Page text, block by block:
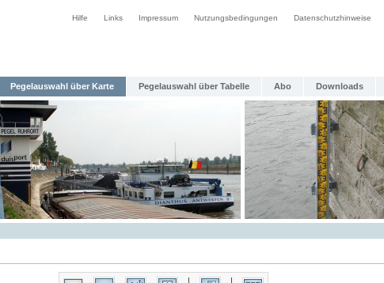
Hilfe Links Impressum Nutzungsbedingungen Datenschutzhinweise
Pegelauswahl über Karte Pegelauswahl über Tabelle Abo Downloads